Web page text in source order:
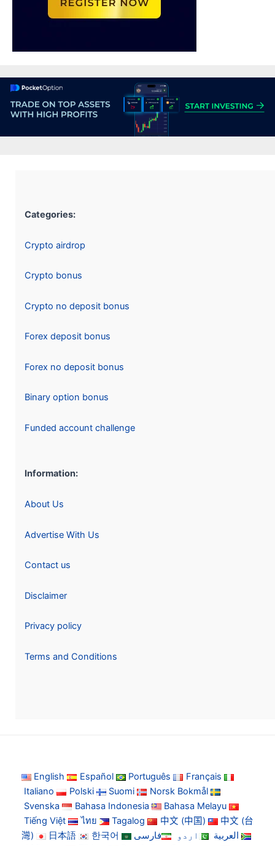
Categories:
Crypto airdrop
Crypto bonus
Crypto no deposit bonus
Forex deposit bonus
Forex no deposit bonus
Binary option bonus
Funded account challenge
Information:
About Us
Advertise With Us
Contact us
Disclaimer
Privacy policy
Terms and Conditions
English Español Português
Français
Italiano
Polski Suomi
Norsk Bokmål
Svenska
Bahasa Indonesia
Bahasa Melayu
Tiếng Việt
ไทย Tagalog 中文 (中国)
中文 (台
灣)
日本語 한국어 العربية اردو
فارسی